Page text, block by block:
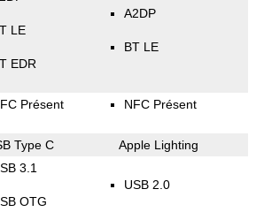
LE
EDR
A2DP
BT LE
Présent NFC Présent
Type C Apple Lighting
3.1
OTG
USB 2.0